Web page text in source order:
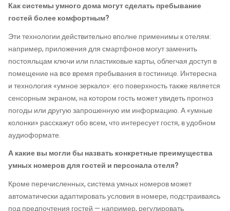
Как системы умного дома могут сделать пребывание
гостей более комфортным?
Эти технологии действительно вполне применимы к отелям:
например, приложения для смартфонов могут заменить
постояльцам ключи или пластиковые карты, облегчая доступ в
помещение на все время пребывания в гостинице. Интересна
и технология «умное зеркало»: его поверхность также является
сенсорным экраном, на котором гость может увидеть прогноз
погоды или другую запрошенную им информацию. А «умные
колонки» расскажут обо всем, что интересует гостя, в удобном
аудиоформате.
А какие вы могли бы назвать конкретные преимущества
умных номеров для гостей и персонала отеля?
Кроме перечисленных, система умных номеров может
автоматически адаптировать условия в номере, подстраиваясь
под предпочтения гостей — например, регулировать